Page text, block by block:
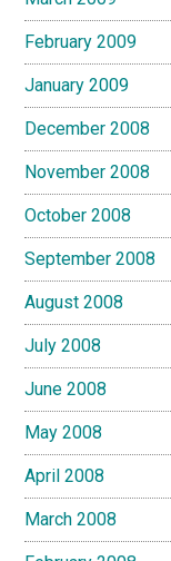
February 2009
January 2009
December 2008
November 2008
October 2008
September 2008
August 2008
July 2008
June 2008
May 2008
April 2008
March 2008